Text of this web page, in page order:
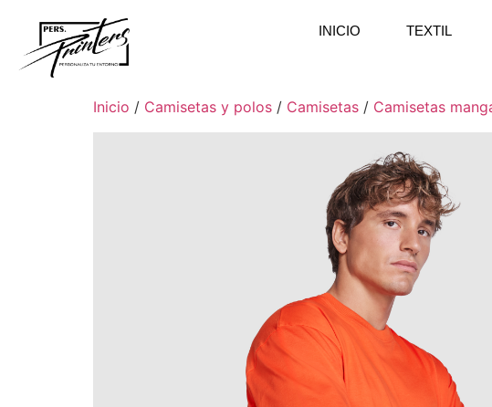
INICIO TEXTIL
Inicio / Camisetas y polos / Camisetas / Camisetas